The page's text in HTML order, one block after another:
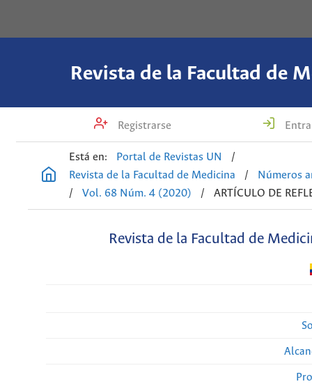
Revista de la Facultad de
Registrarse
Está en: Portal de Revistas UN
/
Revista de la Facultad de Medicina
/
Números
/
Vol. 68 Núm. 4 (2020) / ARTÍCULO DE
Revista de la Facultad de